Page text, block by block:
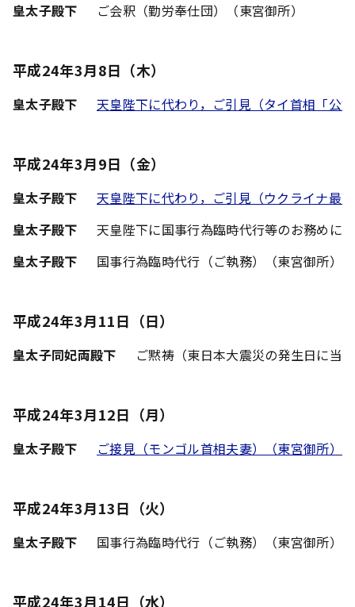
皇太子殿下
ご会釈（勤労奉仕団）（東宮御所）
平成24年3月8日（木）
皇太子殿下 天皇陛下に代わり，ご引見（タイ首相「公
平成24年3月9日（金）
皇太子殿下
天皇陛下に代わり，ご引見（ウクライナ最
皇太子殿下
天皇陛下に国事行為臨時代行等のお務めに
皇太子殿下
国事行為臨時代行（ご執務）（東宮御所）
平成24年3月11日（日）
皇太子同妃両殿下 ご黙祷（東日本大震災の発生日に当
平成24年3月12日（月）
皇太子殿下 ご接見（モンゴル首相夫妻）（東宮御所）
平成24年3月13日（火）
皇太子殿下 国事行為臨時代行（ご執務）（東宮御所）
平成24年3月14日（水）